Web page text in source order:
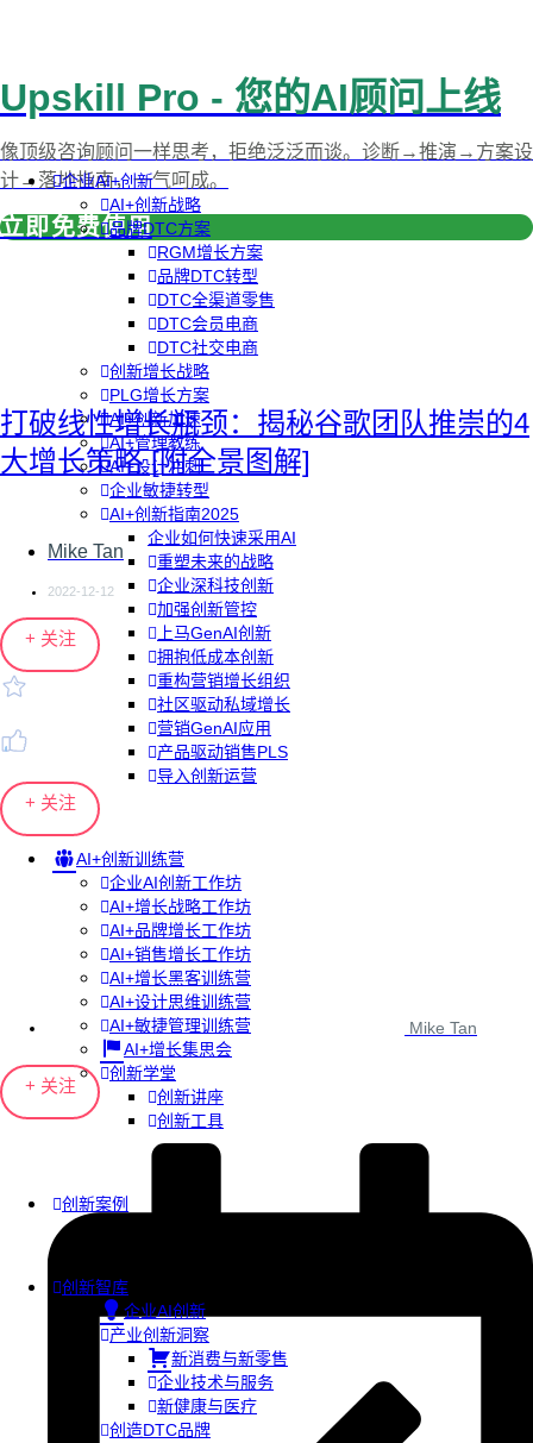
企业AI+创新
AI+创新战略
品牌DTC方案
RGM增长方案
品牌DTC转型
DTC全渠道零售
DTC会员电商
DTC社交电商
创新增长战略
PLG增长方案
AI+创新加速
AI+管理教练
AI+设计冲刺
企业敏捷转型
AI+创新指南2025
企业如何快速采用AI
重塑未来的战略
企业深科技创新
加强创新管控
上马GenAI创新
拥抱低成本创新
重构营销增长组织
社区驱动私域增长
营销GenAI应用
产品驱动销售PLS
导入创新运营
AI+创新训练营
企业AI创新工作坊
AI+增长战略工作坊
AI+品牌增长工作坊
AI+销售增长工作坊
AI+增长黑客训练营
AI+设计思维训练营
AI+敏捷管理训练营
AI+增长集思会
创新学堂
创新讲座
创新工具
创新案例
创新智库
企业AI创新
产业创新洞察
新消费与新零售
企业技术与服务
新健康与医疗
创造DTC品牌
Upskill Pro - 您的AI顾问上线
像顶级咨询顾问一样思考，拒绝泛泛而谈。诊断→推演→方案设
计→落地指南，一气呵成。
立即免费使用
打破线性增长瓶颈：揭秘谷歌团队推崇的4
大增长策略 [附全景图解]
Mike Tan
2022-12-12
+ 关注
+ 关注
Mike Tan
+ 关注